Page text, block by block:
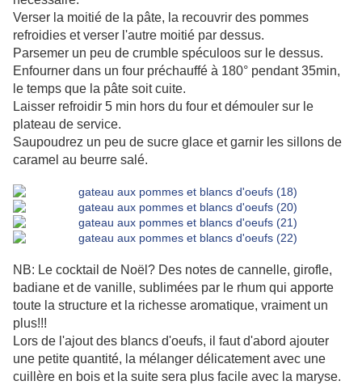
Verser la moitié de la pâte, la recouvrir des pommes
refroidies et verser l'autre moitié par dessus.
Parsemer un peu de crumble spéculoos sur le dessus.
Enfourner dans un four préchauffé à 180° pendant 35min,
le temps que la pâte soit cuite.
Laisser refroidir 5 min hors du four et démouler sur le
plateau de service.
Saupoudrez un peu de sucre glace et garnir les sillons de
caramel au beurre salé.
NB: Le cocktail de Noël? Des notes de cannelle, girofle,
badiane et de vanille, sublimées par le rhum qui apporte
toute la structure et la richesse aromatique, vraiment un
plus!!!
Lors de l'ajout des blancs d'oeufs, il faut d'abord ajouter
une petite quantité, la mélanger délicatement avec une
cuillère en bois et la suite sera plus facile avec la maryse.